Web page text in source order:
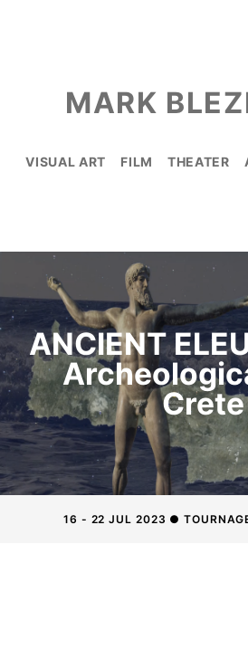
MARK
VISUAL ART FILM THEATER
ANCIENT
Crete
16 - 22 JUL 2023 ●